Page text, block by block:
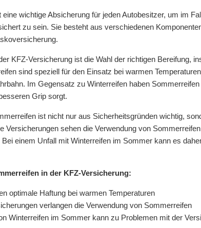
wichtige Absicherung für jeden Autobesitzer, um im
zu sein. Sie besteht aus verschiedenen
KFZ-Versicherung ist die Wahl der richtigen Bereifung,
sind speziell für den Einsatz bei warmen
Im Gegensatz zu Winterreifen haben
Grip sorgt.
ist nicht nur aus Sicherheitsgründen wichtig,
Versicherungen sehen die Verwendung von
einem Unfall mit Winterreifen im Sommer kann es
in der KFZ-Versicherung:
optimale Haftung bei warmen Temperaturen
verlangen die Verwendung von Sommerreifen
Winterreifen im Sommer kann zu Problemen mit der